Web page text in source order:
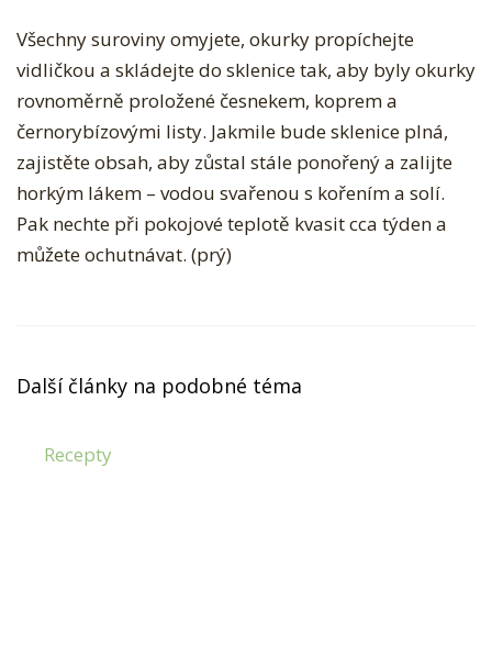
Všechny suroviny omyjete, okurky propíchejte
vidličkou a skládejte do sklenice tak, aby byly okurky
rovnoměrně proložené česnekem, koprem a
černorybízovými listy. Jakmile bude sklenice plná,
zajistěte obsah, aby zůstal stále ponořený a zalijte
horkým lákem – vodou svařenou s kořením a solí.
Pak nechte při pokojové teplotě kvasit cca týden a
můžete ochutnávat. (prý)
Další články na podobné téma
Recepty